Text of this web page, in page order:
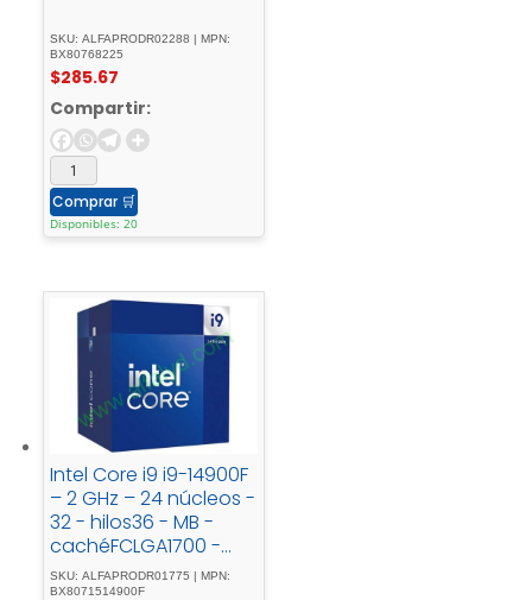
SKU: ALFAPRODR02288 | MPN:
BX80768225
$285.67
Compartir:
Comprar 🛒
Disponibles: 20
Intel Core i9 i9-14900F
– 2 GHz – 24 núcleos -
32 - hilos36 - MB -
cachéFCLGA1700 -
SocketCaja
SKU: ALFAPRODR01775 | MPN:
BX8071514900F